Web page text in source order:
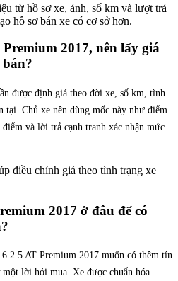
từ hồ sơ xe, ảnh, số km và lượt trả
hồ sơ bán xe có cơ sở hơn.
2017, nên lấy giá
được định giá theo đời xe, số km, tình
tại. Chủ xe nên dùng mốc này như điểm
và lời trả cạnh tranh xác nhận mức
điều chỉnh giá theo tình trạng xe
2017 ở đâu để có
2.5 AT Premium 2017 muốn có thêm tín
lời hỏi mua. Xe được chuẩn hóa